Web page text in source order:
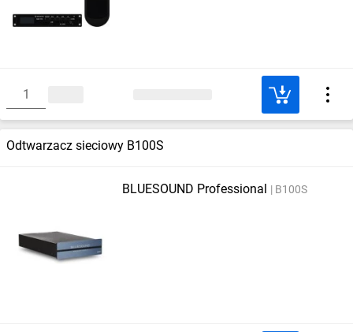
Odtwarzacz sieciowy B100S
BLUESOUND Professional B100S